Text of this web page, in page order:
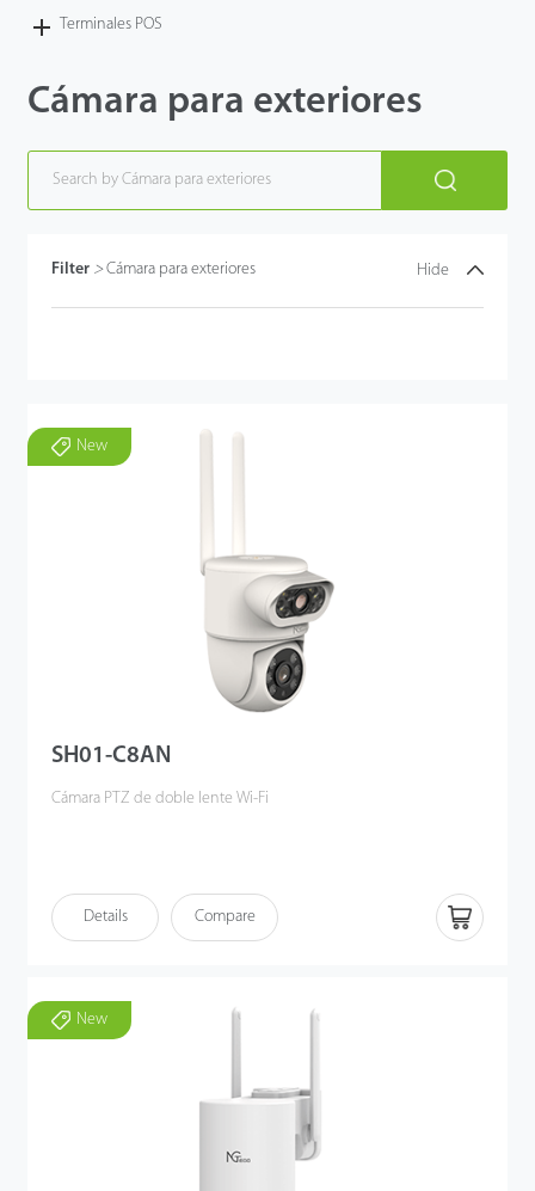
Terminales POS
Cámara para exteriores
Filter > Cámara para exteriores Hide
New
SH01-C8AN
Cámara PTZ de doble lente Wi-Fi
Details Compare
New